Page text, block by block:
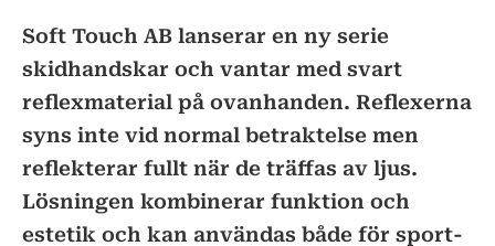
Soft Touch AB lanserar en ny serie
skidhandskar och vantar med svart
reflexmaterial på ovanhanden. Reflexerna
syns inte vid normal betraktelse men
reflekterar fullt när de träffas av ljus.
Lösningen kombinerar funktion och
estetik och kan användas både för sport-